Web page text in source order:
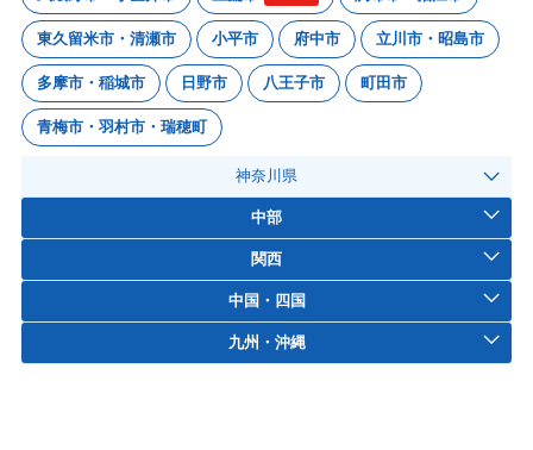
東久留米市・清瀬市 小平市 府中市 立川市・昭島市
多摩市・稲城市 日野市 八王子市 町田市
青梅市・羽村市・瑞穂町
神奈川県
中部
関西
中国・四国
九州・沖縄